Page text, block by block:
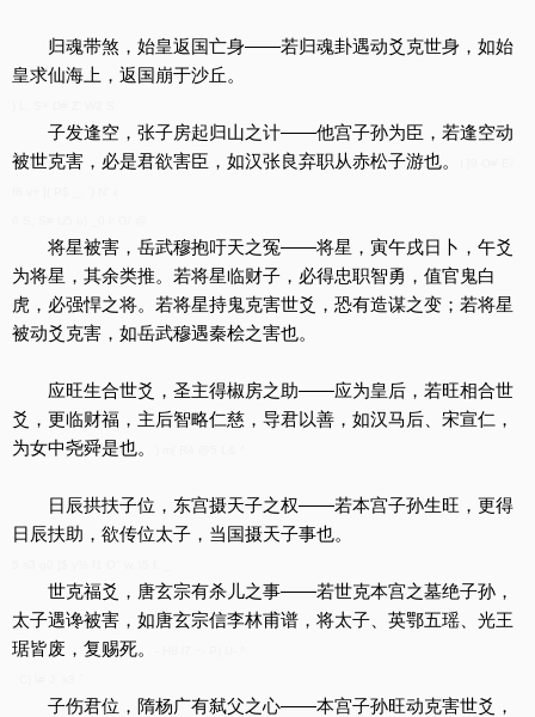
归魂带煞，始皇返国亡身——若归魂卦遇动爻克世身，如始
皇求仙海上，返国崩于沙丘。
子发逢空，张子房起归山之计——他宫子孙为臣，若逢空动
被世克害，必是君欲害臣，如汉张良弃职从赤松子游也。
将星被害，岳武穆抱吁天之冤——将星，寅午戌日卜，午爻
为将星，其余类推。若将星临财子，必得忠职智勇，值官鬼白
虎，必强悍之将。若将星持鬼克害世爻，恐有造谋之变；若将星
被动爻克害，如岳武穆遇秦桧之害也。
应旺生合世爻，圣主得椒房之助——应为皇后，若旺相合世
爻，更临财福，主后智略仁慈，导君以善，如汉马后、宋宣仁，
为女中尧舜是也。
日辰拱扶子位，东宫摄天子之权——若本宫子孙生旺，更得
日辰扶助，欲传位太子，当国摄天子事也。
世克福爻，唐玄宗有杀儿之事——若世克本宫之墓绝子孙，
太子遇谗被害，如唐玄宗信李林甫谱，将太子、英鄂五瑶、光王
琚皆废，复赐死。
子伤君位，隋杨广有弑父之心——本宫子孙旺动克害世爻，